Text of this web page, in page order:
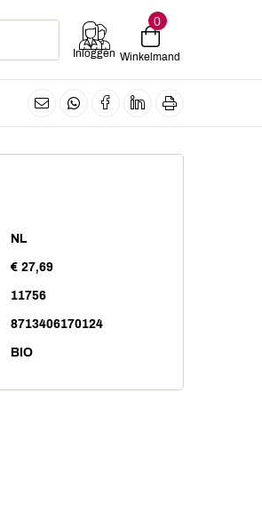
Inloggen
0
Winkelmand
NL
€ 27,69
11756
8713406170124
BIO